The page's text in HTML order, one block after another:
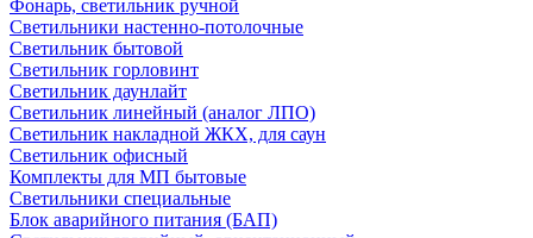
Фонарь, светильник ручной
Светильники настенно-потолочные
Светильник бытовой
Светильник горловинт
Светильник даунлайт
Светильник линейный (аналог ЛПО)
Светильник накладной ЖКХ, для саун
Светильник офисный
Комплекты для МП бытовые
Светильники специальные
Блок аварийного питания (БАП)